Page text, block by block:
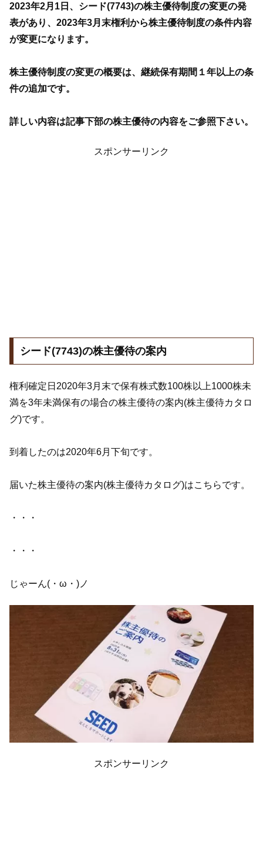
2023年2月1日、シード(7743)の株主優待制度の変更の発
表があり、2023年3月末権利から株主優待制度の条件内容
が変更になります。
株主優待制度の変更の概要は、継続保有期間１年以上の条
件の追加です。
詳しい内容は記事下部の株主優待の内容をご参照下さい。
スポンサーリンク
シード(7743)の株主優待の案内
権利確定日2020年3月末で保有株式数100株以上1000株未
満を3年未満保有の場合の株主優待の案内(株主優待カタロ
グ)です。
到着したのは2020年6月下旬です。
届いた株主優待の案内(株主優待カタログ)はこちらです。
・・・
・・・
じゃーん(・ω・)ノ
スポンサーリンク